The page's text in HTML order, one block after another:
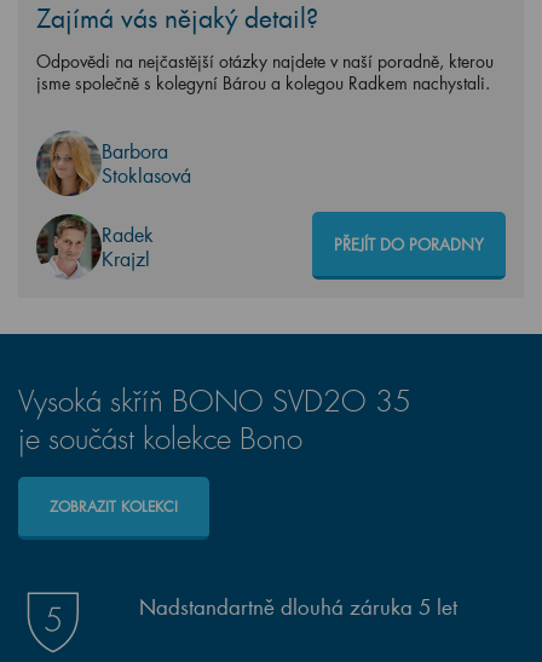
Zajímá vás nějaký detail?
Odpovědi na nejčastější otázky najdete v naší poradně, kterou
jsme společně s kolegyní Bárou a kolegou Radkem nachystali.
Barbora
Stoklasová
Radek
Krajzl
PŘEJÍT DO PORADNY
Vysoká skříň BONO SVD2O 35
je součást kolekce Bono
ZOBRAZIT KOLEKCI
Nadstandartně dlouhá záruka 5 let